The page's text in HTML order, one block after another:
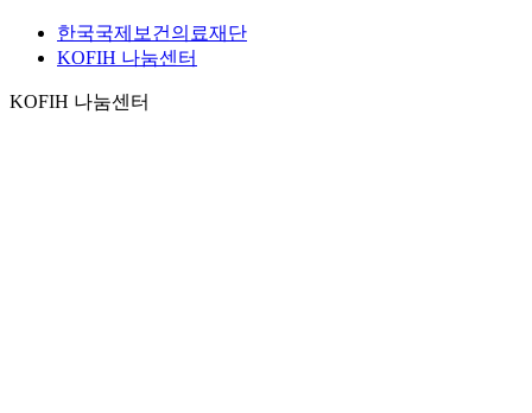
한국국제보건의료재단
KOFIH 나눔센터
KOFIH 나눔센터